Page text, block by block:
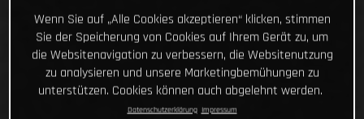
Wenn Sie auf „Alle Cookies akzeptieren“ klicken, stimmen
Sie der Speicherung von Cookies auf Ihrem Gerät zu, um
die Websitenavigation zu verbessern, die Websitenutzung
zu analysieren und unsere Marketingbemühungen zu
unterstützen. Cookies können auch abgelehnt werden.
Datenschutzerklärung Impressum